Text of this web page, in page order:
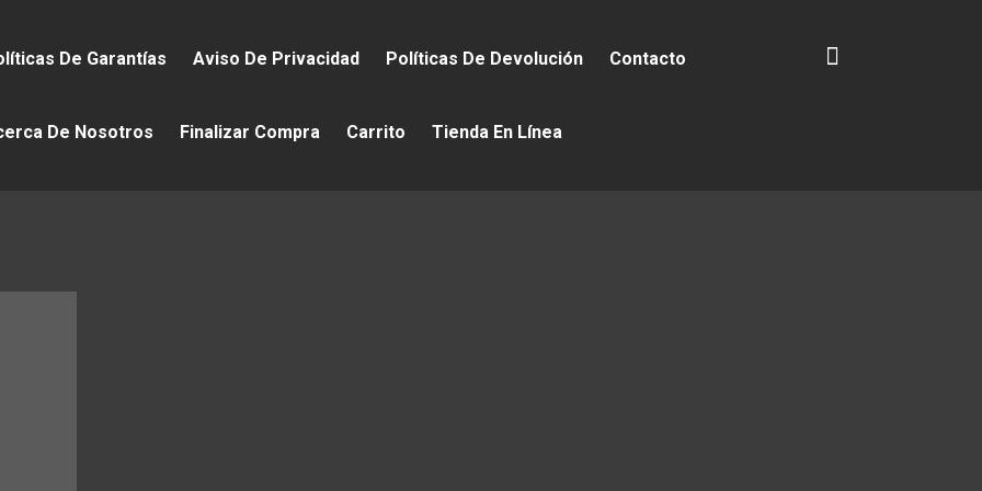
De Garantías Aviso De Privacidad Políticas De Devolución Contacto
De Nosotros Finalizar Compra Carrito Tienda En Línea